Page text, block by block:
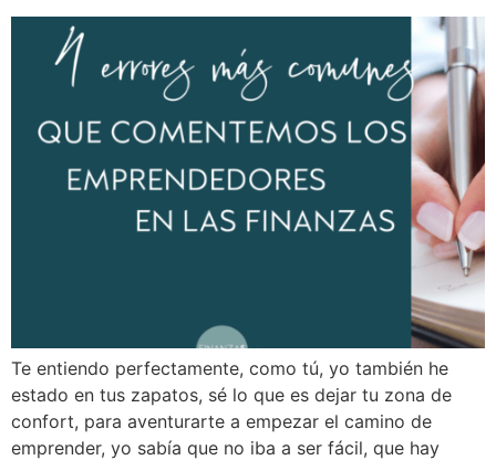
Te entiendo perfectamente, como tú, yo también he
estado en tus zapatos, sé lo que es dejar tu zona de
confort, para aventurarte a empezar el camino de
emprender, yo sabía que no iba a ser fácil, que hay